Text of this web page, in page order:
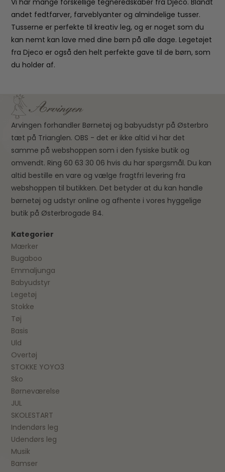
Vi har mange forskellige tegneredskaber fra Djeco. Blandt
andet fedtfarver, farveblyanter og almindelige tusser.
Tusserne er perfekte til kreativ leg, og er noget som du
kan nemt kan lave med dine børn på alle dage. Legetøjet
fra Djeco er også den helt perfekte gave til de børn, som
du holder af.
Arvingen forhandler Børnetøj og babyudstyr på Østerbro
tæt på Trianglen. OBS - det er ikke altid vi har det
samme på webshoppen som i den fysiske butik og
omvendt. Ring 60 63 30 06 hvis du har spørgsmål. Du kan
altid bestille en vare og vælge fragtfri levering fra
webshoppen til butikken. Det betyder at du kan handle
børnetøj og udstyr online og afhente i vores hyggelige
butik på Østerbrogade 84.
Kategorier
Mærker
Bugaboo
Emmaljunga
Babyudstyr
Legetøj
Stokke
Tøj
Basis
Uld
Overtøj
STOKKE YOYO3
Sko
Børneværelse
JUL
SKOLESTART
Indendørs leg
Udendørs leg
Musik
Bamser